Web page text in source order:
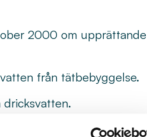
2000 om upprättande
från tätbebyggelse.
2007 om bedömning